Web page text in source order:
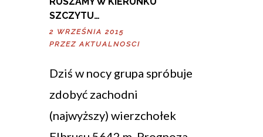
SZCZYTU…
2 WRZEŚNIA 2015
PRZEZ AKTUALNOSCI
Dziś w nocy grupa spróbuje
zdobyć zachodni
(najwyższy) wierzchołek